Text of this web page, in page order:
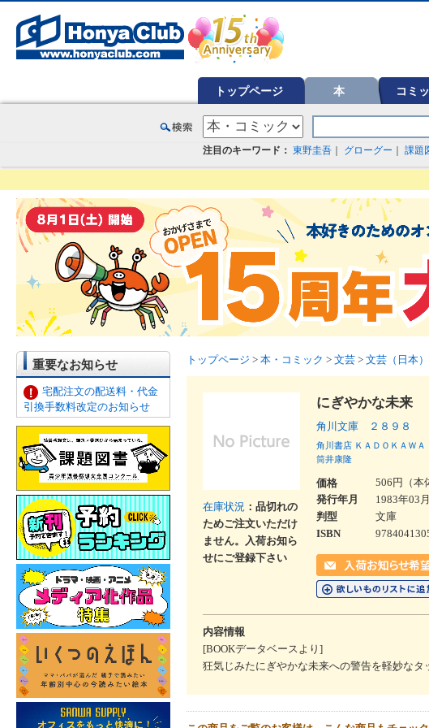
トップページ 本 コミ
注目のキーワード： 東野圭吾 グローグー 課題
重要なお知らせ
宅配注文の配送料・代金
引換手数料改定のお知らせ
トップページ > 本・コミック > 文芸 > 文芸（日本）
在庫状況 ：品切れの
ためご注文いただけ
ません。入荷お知ら
せにご登録下さい
にぎやかな未来
角川文庫 ２８９８
角川書店 ＫＡＤＯＫＡＷＡ
筒井康隆
価格
506円（本
発行年月
1983年03月
判型
文庫
ISBN
内容情報
[BOOKデータベースより]
狂気じみたにぎやかな未来への警告を軽妙なタ